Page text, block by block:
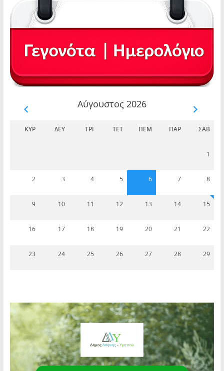
Αύγουστος 2026
ΚΥΡ ΔΕΥ ΤΡΊ ΤΕΤ ΠΈΜ ΠΑΡ ΣΆΒ
1
2 3 4 5 6 7 8
9 10 11 12 13 14 15
16 17 18 19 20 21 22
23 24 25 26 27 28 29